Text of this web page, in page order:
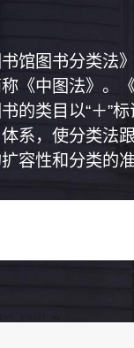
馆图书分类
《中图法》。
的类目以“＋”
系，使分类法
容性和分类的准